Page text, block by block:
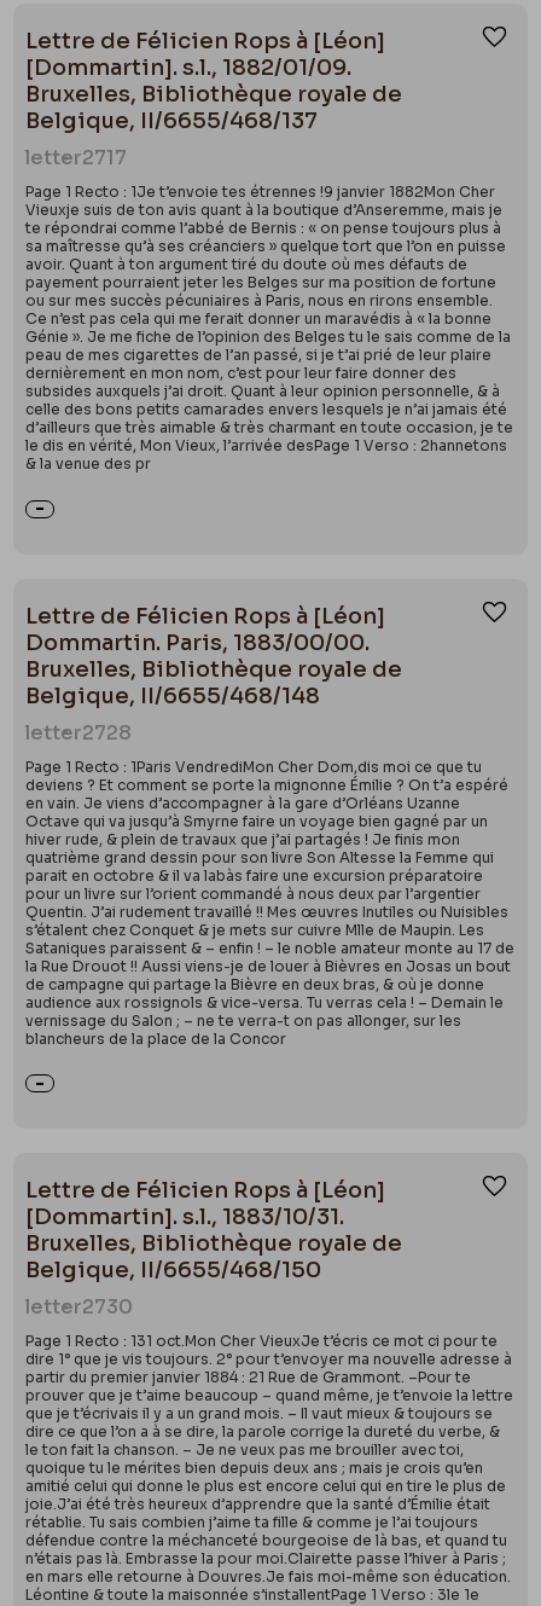
Lettre de Félicien Rops à [Léon]
[Dommartin]. s.l., 1882/01/09.
Bruxelles, Bibliothèque royale de
Belgique, II/6655/468/137
letter2717
Page 1 Recto : 1Je t’envoie tes étrennes !9 janvier 1882Mon Cher
Vieuxje suis de ton avis quant à la boutique d’Anseremme, mais je
te répondrai comme l’abbé de Bernis : « on pense toujours plus à
sa maîtresse qu’à ses créanciers » quelque tort que l’on en puisse
avoir. Quant à ton argument tiré du doute où mes défauts de
payement pourraient jeter les Belges sur ma position de fortune
ou sur mes succès pécuniaires à Paris, nous en rirons ensemble.
Ce n’est pas cela qui me ferait donner un maravédis à « la bonne
Génie ». Je me fiche de l’opinion des Belges tu le sais comme de la
peau de mes cigarettes de l’an passé, si je t’ai prié de leur plaire
dernièrement en mon nom, c’est pour leur faire donner des
subsides auxquels j’ai droit. Quant à leur opinion personnelle, & à
celle des bons petits camarades envers lesquels je n’ai jamais été
d’ailleurs que très aimable & très charmant en toute occasion, je te
le dis en vérité, Mon Vieux, l’arrivée desPage 1 Verso : 2hannetons
& la venue des pr
Lettre de Félicien Rops à [Léon]
Dommartin. Paris, 1883/00/00.
Bruxelles, Bibliothèque royale de
Belgique, II/6655/468/148
letter2728
Page 1 Recto : 1Paris VendrediMon Cher Dom,dis moi ce que tu
deviens ? Et comment se porte la mignonne Émilie ? On t’a espéré
en vain. Je viens d’accompagner à la gare d’Orléans Uzanne
Octave qui va jusqu’à Smyrne faire un voyage bien gagné par un
hiver rude, & plein de travaux que j’ai partagés ! Je finis mon
quatrième grand dessin pour son livre Son Altesse la Femme qui
parait en octobre & il va labàs faire une excursion préparatoire
pour un livre sur l’orient commandé à nous deux par l’argentier
Quentin. J’ai rudement travaillé !! Mes œuvres Inutiles ou Nuisibles
s’étalent chez Conquet & je mets sur cuivre Mlle de Maupin. Les
Sataniques paraissent & – enfin ! – le noble amateur monte au 17 de
la Rue Drouot !! Aussi viens-je de louer à Bièvres en Josas un bout
de campagne qui partage la Bièvre en deux bras, & où je donne
audience aux rossignols & vice-versa. Tu verras cela ! – Demain le
vernissage du Salon ; – ne te verra-t on pas allonger, sur les
blancheurs de la place de la Concor
Lettre de Félicien Rops à [Léon]
[Dommartin]. s.l., 1883/10/31.
Bruxelles, Bibliothèque royale de
Belgique, II/6655/468/150
letter2730
Page 1 Recto : 131 oct.Mon Cher VieuxJe t’écris ce mot ci pour te
dire 1° que je vis toujours. 2° pour t’envoyer ma nouvelle adresse à
partir du premier janvier 1884 : 21 Rue de Grammont. –Pour te
prouver que je t’aime beaucoup – quand même, je t’envoie la lettre
que je t’écrivais il y a un grand mois. – Il vaut mieux & toujours se
dire ce que l’on a à se dire, la parole corrige la dureté du verbe, &
le ton fait la chanson. – Je ne veux pas me brouiller avec toi,
quoique tu le mérites bien depuis deux ans ; mais je crois qu’en
amitié celui qui donne le plus est encore celui qui en tire le plus de
joie.J’ai été très heureux d’apprendre que la santé d’Émilie était
rétablie. Tu sais combien j’aime ta fille & comme je l’ai toujours
défendue contre la méchanceté bourgeoise de là bas, et quand tu
n’étais pas là. Embrasse la pour moi.Clairette passe l’hiver à Paris ;
en mars elle retourne à Douvres.Je fais moi-même son éducation.
Léontine & toute la maisonnée s’installentPage 1 Verso : 3le 1e